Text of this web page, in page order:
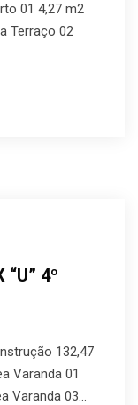
01 4,27 m2
Terraço 02
4º
132,47
Varanda 01
Varanda 03...